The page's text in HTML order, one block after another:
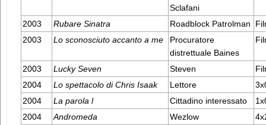
Sclafani
2003 Rubare Sinatra Roadblock Patrolman
2003
Lo sconosciuto accanto a me
Procuratore
distrettuale Baines
2003 Lucky Seven Steven
2004
Lo spettacolo di Chris Isaak Lettore
2004
La parola l Cittadino interessato
2004
Andromeda Wezlow